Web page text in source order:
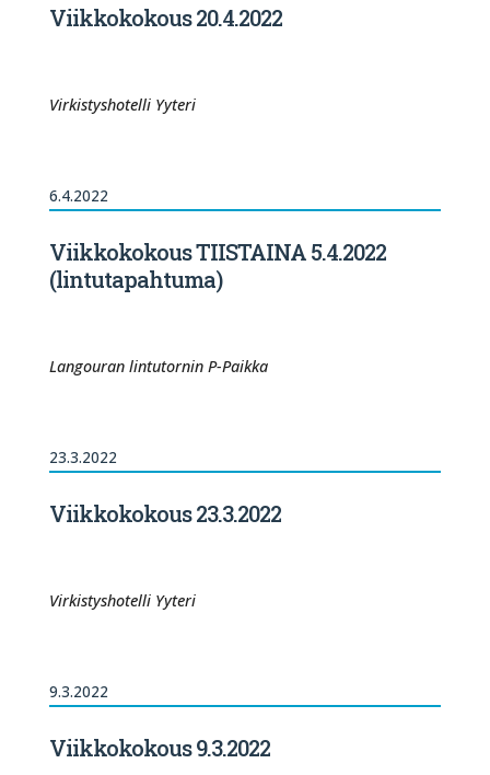
Viikkokokous 20.4.2022
Virkistyshotelli Yyteri
6.4.2022
Viikkokokous TIISTAINA 5.4.2022
(lintutapahtuma)
Langouran lintutornin P-Paikka
23.3.2022
Viikkokokous 23.3.2022
Virkistyshotelli Yyteri
9.3.2022
Viikkokokous 9.3.2022